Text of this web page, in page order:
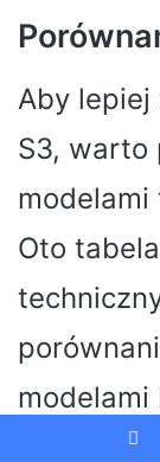
Aby lepiej
S3, warto
modelami
Oto
modelami